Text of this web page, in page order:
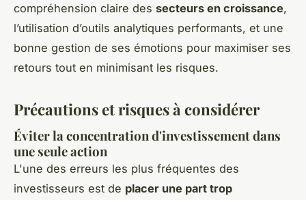
compréhension claire des secteurs en croissance,
l’utilisation d’outils analytiques performants, et une
bonne gestion de ses émotions pour maximiser ses
retours tout en minimisant les risques.
Précautions et risques à considérer
Éviter la concentration d'investissement dans
une seule action
L'une des erreurs les plus fréquentes des
investisseurs est de placer une part trop